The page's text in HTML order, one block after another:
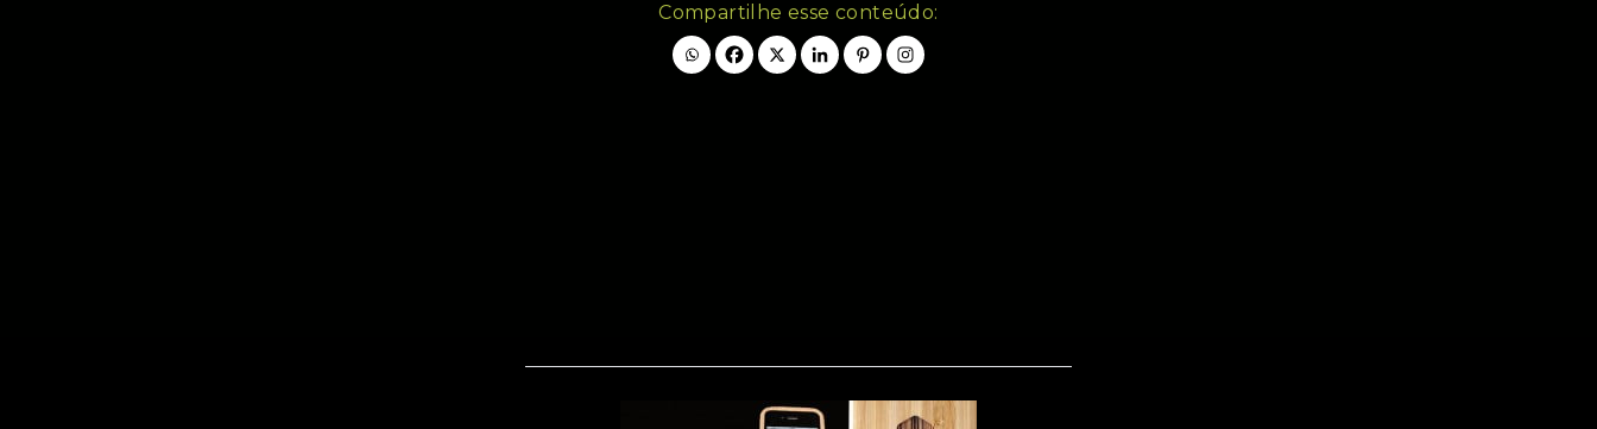
Compartilhe esse conteúdo: